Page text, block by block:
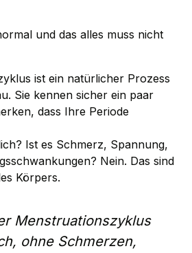
und das alles muss nicht
ist ein natürlicher Prozess
Sie kennen sicher ein paar
dass Ihre Periode
Ist es Schmerz, Spannung,
Nein. Das sind
Körpers.
Menstruationszyklus
ohne Schmerzen,